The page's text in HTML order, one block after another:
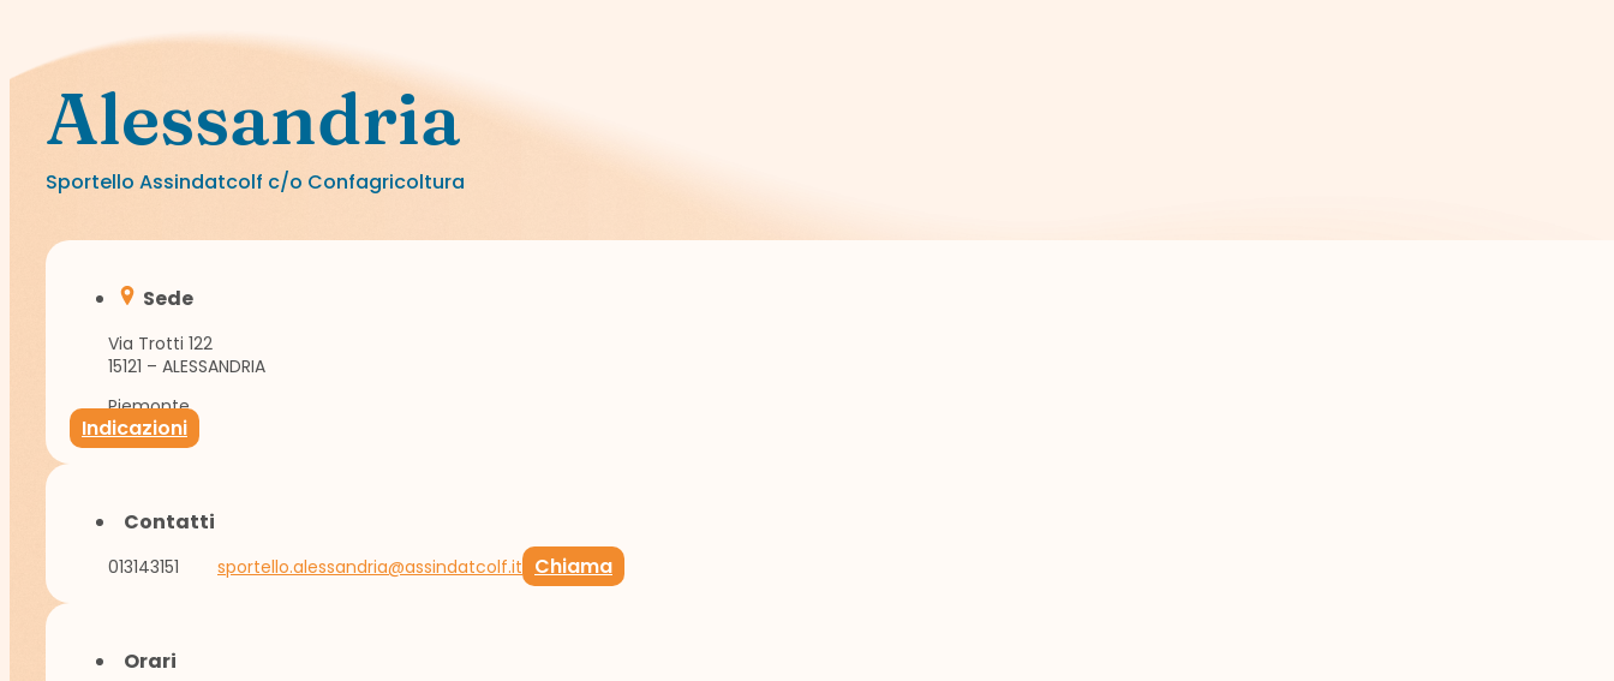
Alessandria
Sportello Assindatcolf c/o Confagricoltura
Sede
Via Trotti 122
15121 – ALESSANDRIA
Piemonte
Indicazioni
Contatti
013143151 sportello.alessandria@assindatcolf.it Chiama
Orari